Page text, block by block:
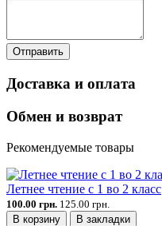
Отправить
Доставка и оплата
Обмен и возврат
Рекомендуемые товары
Летнее чтение с 1 во 2 класс
100.00 грн. 125.00 грн.
В корзину
В закладки